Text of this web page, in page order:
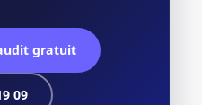
gratuit
09